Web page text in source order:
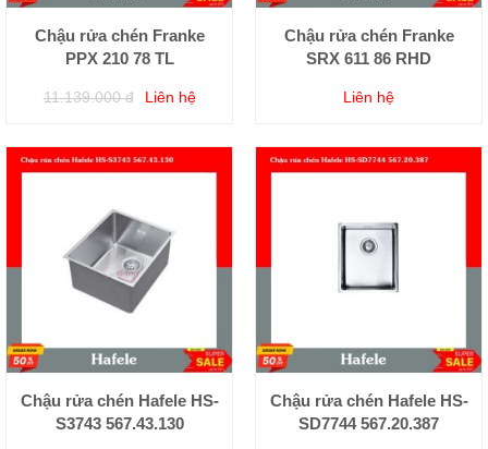
Chậu rửa chén Franke
PPX 210 78 TL
11.139.000 đ Liên hệ
Chậu rửa chén Franke
SRX 611 86 RHD
Liên hệ
Chậu rửa chén Hafele HS-
S3743 567.43.130
Chậu rửa chén Hafele HS-
SD7744 567.20.387